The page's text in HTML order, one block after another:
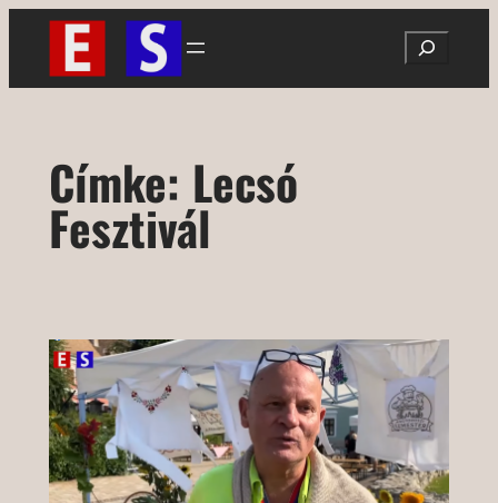
Ugrás
tartalomhoz
Search
Címke: Lecsó
Fesztivál